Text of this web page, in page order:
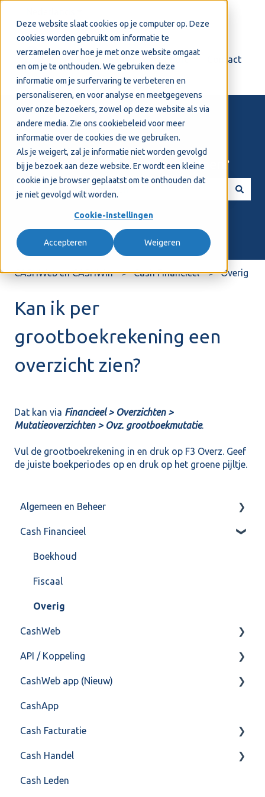
Deze website slaat cookies op je computer op. Deze
cookies worden gebruikt om informatie te
verzamelen over hoe je met onze website omgaat
en om je te onthouden. We gebruiken deze
informatie om je surfervaring te verbeteren en
personaliseren, en voor analyse en meetgegevens
over onze bezoekers, zowel op deze website als via
andere media. Zie ons cookiebeleid voor meer
informatie over de cookies die we gebruiken.
Als je weigert, zal je informatie niet worden gevolgd
bij je bezoek aan deze website. Er wordt een kleine
cookie in je browser geplaatst om te onthouden dat
je niet gevolgd wilt worden.
Cookie-instellingen
Accepteren Weigeren
Support Contact
Welkom! Hoe kunnen we je helpen?
CASHWeb en CASHWin Cash Financieel Overig
Kan ik per
grootboekrekening een
overzicht zien?
Dat kan via Financieel > Overzichten >
Mutatieoverzichten > Ovz. grootboekmutatie.
Vul de grootboekrekening in en druk op F3 Overz. Geef
de juiste boekperiodes op en druk op het groene pijltje.
Algemeen en Beheer
Bank(koppeling)
Import/Export
Postbus
Training & Consultancy
Overig
Cash Financieel
Boekhoud
Fiscaal
Overig
CashWeb
CashHero Layout
Mailen vanuit CASHWeb
Algemeen gebruik
API / Koppeling
Algemeen
Api 3.0 (SOAP API)
API 4.0 (REST API)
CashWeb app (Nieuw)
Veel gestelde vragen
CashApp
Cash Facturatie
Factureren
Instellingen
Cash Handel
Inkoop
Cash Leden